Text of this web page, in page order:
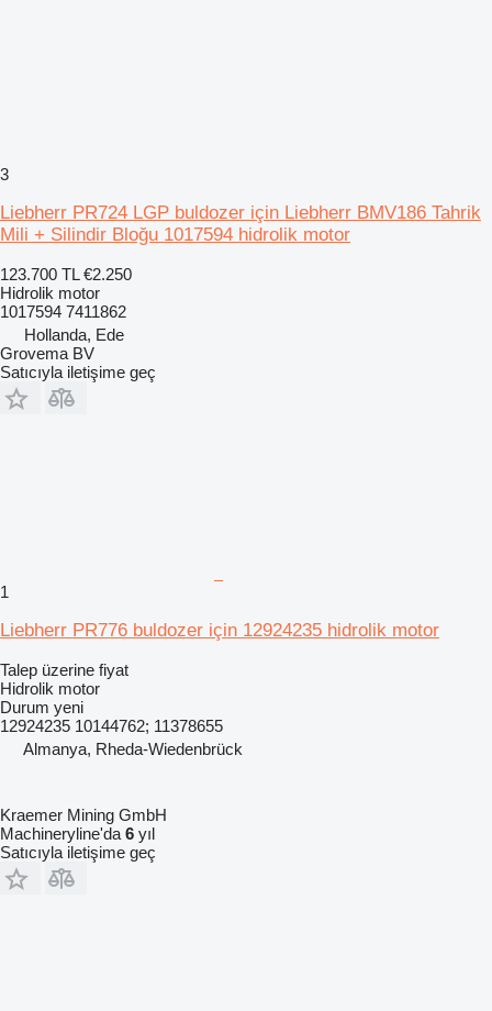
3
Liebherr PR724 LGP buldozer için Liebherr BMV186 Tahrik
Mili + Silindir Bloğu 1017594 hidrolik motor
123.700 TL €2.250
Hidrolik motor
1017594 7411862
Hollanda, Ede
Grovema BV
Satıcıyla iletişime geç
1
Liebherr PR776 buldozer için 12924235 hidrolik motor
Talep üzerine fiyat
Hidrolik motor
Durum yeni
12924235 10144762; 11378655
Almanya, Rheda-Wiedenbrück
Kraemer Mining GmbH
Machineryline'da 6 yıl
Satıcıyla iletişime geç